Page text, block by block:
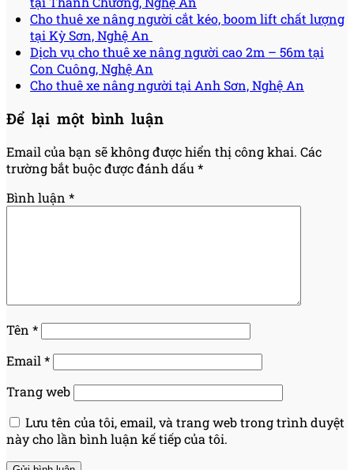
Cho thuê xe nâng người cắt kéo, boom lift chất lượng
tại Kỳ Sơn, Nghệ An
Dịch vụ cho thuê xe nâng người cao 2m – 56m tại
Con Cuông, Nghệ An
Cho thuê xe nâng người tại Anh Sơn, Nghệ An
Để lại một bình luận
Email của bạn sẽ không được hiển thị công khai. Các
trường bắt buộc được đánh dấu *
Bình luận *
Tên *
Email *
Trang web
Lưu tên của tôi, email, và trang web trong trình duyệt
này cho lần bình luận kế tiếp của tôi.